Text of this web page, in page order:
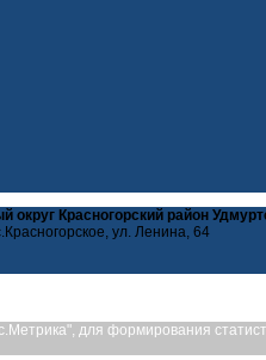
Красногорский район
ул. Ленина, 64
для формирования